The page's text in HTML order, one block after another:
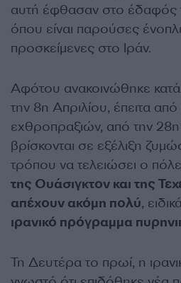
αυτή έφθασαν στο έδαφός
όπου είναι παρούσες
προσκείμενες στο Ιράν.
Αφότου ανακοινώθηκε
την 8η Απριλίου, έπειτα
εχθροπραξιών, από την 28η
βρίσκονται σε εξέλιξη
τρόπου να τελειώσει ο
της Ουάσιγκτον και της
απέχουν ακόμη πολύ,
ιρανικό πρόγραμμα
Τη Δευτέρα το πρωί, η